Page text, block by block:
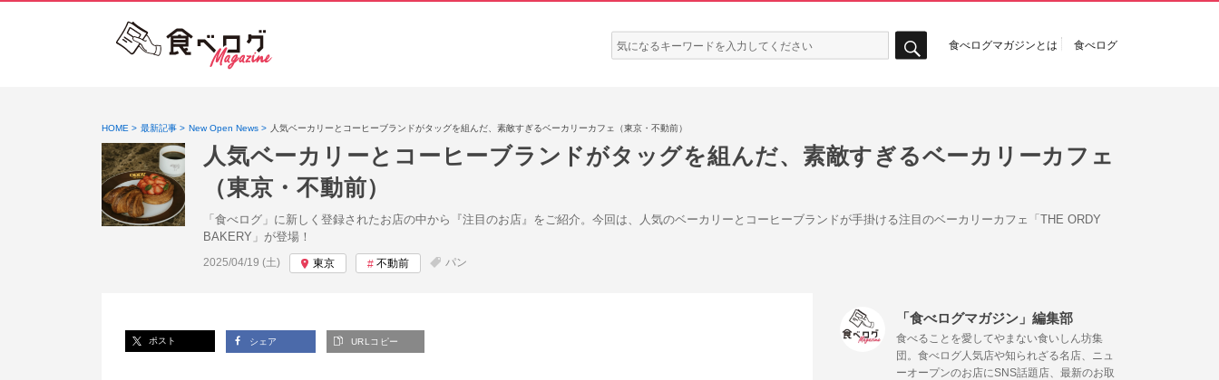
検
索:
食べログマガジンとは 食べログ
HOME 最新記事 New Open News 人気ベーカリーとコーヒーブランドがタッグを組んだ、素敵すぎるベーカリーカフェ（東京・不動前）
人気ベーカリーとコーヒーブランドがタッグを組んだ、素敵すぎるベーカリーカフェ
（東京・不動前）
「食べログ」に新しく登録されたお店の中から『注目のお店』をご紹介。今回は、人気のベーカリーとコーヒーブランドが手掛ける注目のベーカリーカフェ「THE ORDY
BAKERY」が登場！
投稿日:
2025/04/19 (土) 東京 不動前 パン
ポスト シェア URLコピー
「食べログマガジン」編集部
食べることを愛してやまない食いしん坊集
団。食べログ人気店や知られざる名店、ニュ
ーオープンのお店にSNS話題店、最新のお取